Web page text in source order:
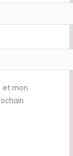
et mon